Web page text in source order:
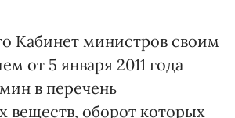
Кабинет министров своим
от 5 января 2011 года
в перечень
веществ, оборот которых